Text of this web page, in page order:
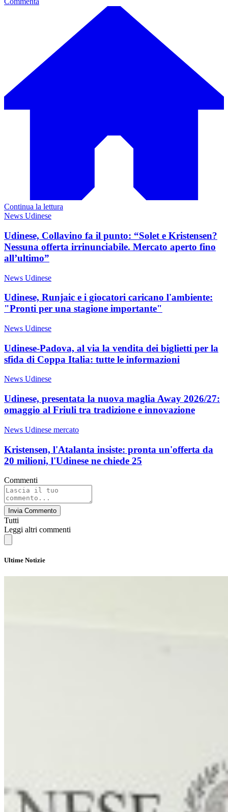
Continua la lettura
News Udinese
Udinese, Collavino fa il punto: “Solet e Kristensen?
Nessuna offerta irrinunciabile. Mercato aperto fino
all’ultimo”
News Udinese
Udinese, Runjaic e i giocatori caricano l'ambiente:
"Pronti per una stagione importante"
News Udinese
Udinese-Padova, al via la vendita dei biglietti per la
sfida di Coppa Italia: tutte le informazioni
News Udinese
Udinese, presentata la nuova maglia Away 2026/27:
omaggio al Friuli tra tradizione e innovazione
News Udinese mercato
Kristensen, l'Atalanta insiste: pronta un'offerta da
20 milioni, l'Udinese ne chiede 25
Commenti
Invia Commento
Tutti
Leggi altri commenti
Ultime Notizie